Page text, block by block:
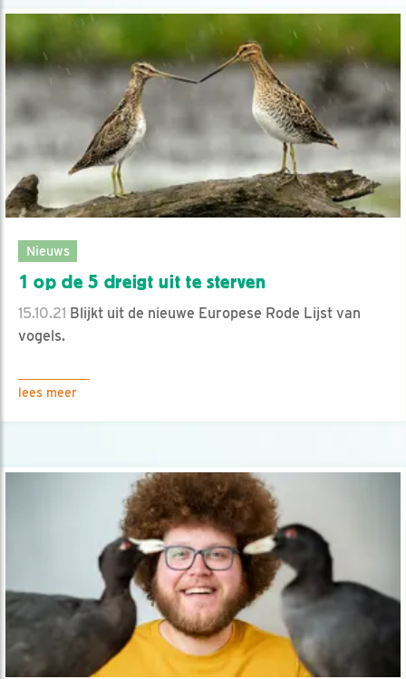
Nieuws
1 op de 5 dreigt uit te sterven
15.10.21 Blijkt uit de nieuwe Europese Rode Lijst van
vogels.
lees meer